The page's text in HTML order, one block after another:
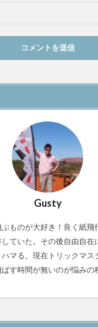
Gusty
ものが大好き！良く紙飛
ていた。その後自由自在
マる。現在トリックマス
す時間が無いのが悩みの